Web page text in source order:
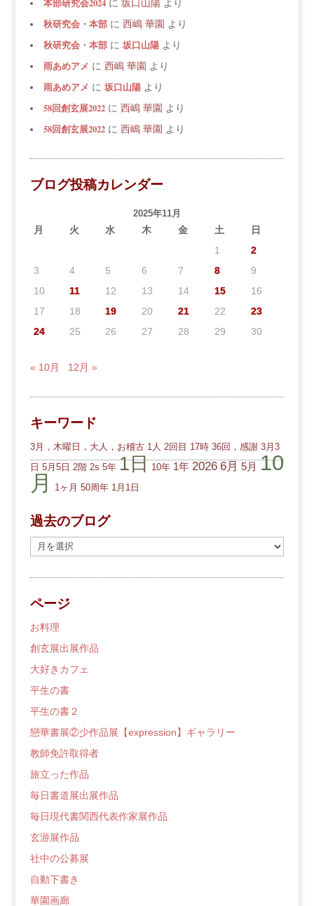
本部研究会2024に 坂口山陽より
秋研究会・本部に 西嶋 華園 より
秋研究会・本部に 坂口山陽より
雨あめアメ に 西嶋 華園 より
雨あめアメ に 坂口山陽より
58回創玄展2022に 西嶋 華園 より
58回創玄展2022に 西嶋 華園 より
ブログ投稿カレンダー
2025年11月
月 火 水 木 金 土
日
1
2
3
4 5 6 7 8
9
10
11 12 13 14 15
16
17
18 19 20 21 22
23
24
25 26 27 28 29 30
« 10月 12月 »
キーワード
3月，木曜日，大人，お稽古 1人 2回目 17時 36回，感謝 3月3
日 5月5日 2階 2s 5年 1日 10年 1年 2026 6月 5月 10
月
1ヶ月 50周年 1月1日
過去のブログ
去
の
ロ
グ
ページ
お料理
創玄展出展作品
大好きカフェ
平生の書
平生の書２
戀華書展②少作品展【expression】ギャラリー
教師免許取得者
旅立った作品
毎日書道展出展作品
毎日現代書関西代表作家展作品
玄游展作品
社中の公募展
自動下書き
華園画廊